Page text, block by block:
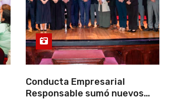
Conducta Empresarial
Responsable sumó nuevos